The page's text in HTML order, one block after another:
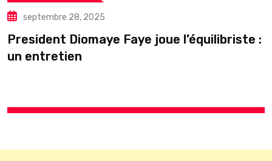
septembre 28, 2025
President Diomaye Faye joue l’équilibriste :
un entretien